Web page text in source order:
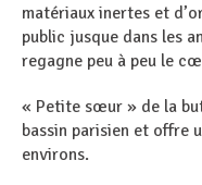
matériaux inertes et
public jusque dans les
regagne peu à peu le
« Petite sœur » de la
bassin parisien et offre
environs.